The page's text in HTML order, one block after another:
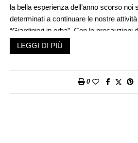
la bella esperienza dell’anno scorso noi
determinati a continuare le nostre
“Giardinieri in erba”. Con le precauzioni
direttive delle autorità, i lavori al Lortobio
acquistano un valore ancora più
dalle 9.00 alle 12.00. Possiamo così
LEGGI DI PIÙ
0